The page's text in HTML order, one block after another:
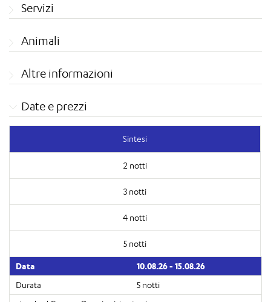
Servizi
Animali
Altre informazioni
Date e prezzi
Sintesi
2 notti
3 notti
4 notti
5 notti
10.08.26 - 15.08.26
5 notti